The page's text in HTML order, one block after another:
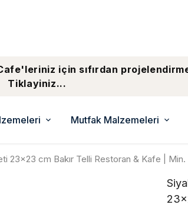
için sıfırdan
Tiklayiniz...
Mutfak Malzemeleri
23x23 cm Bakır Telli Restoran & Kafe |